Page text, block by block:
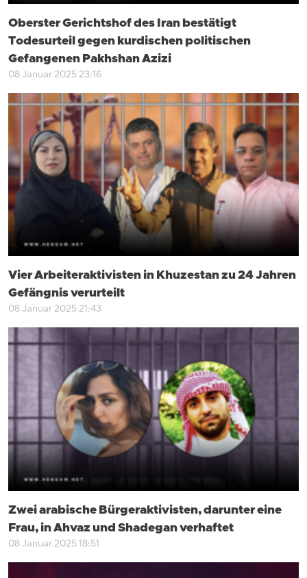
Oberster Gerichtshof des Iran bestätigt
Todesurteil gegen kurdischen politischen
Gefangenen Pakhshan Azizi
08 Januar 2025 23:16
Vier Arbeiteraktivisten in Khuzestan zu 24 Jahren
Gefängnis verurteilt
08 Januar 2025 21:43
Zwei arabische Bürgeraktivisten, darunter eine
Frau, in Ahvaz und Shadegan verhaftet
08 Januar 2025 18:51